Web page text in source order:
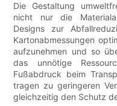
Die Gestaltung
nicht nur die
Designs zur
Kartonabmessungen
aufzunehmen und so
das unnötige
Fußabdruck beim
tragen zu geringeren
gleichzeitig den Schutz